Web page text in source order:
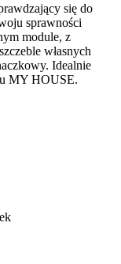
się do
sprawności
module, z
własnych
Idealnie
MY HOUSE.